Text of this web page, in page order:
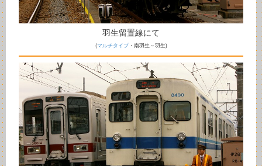
羽生留置線にて
(マルチタイプ・南羽生～羽生)